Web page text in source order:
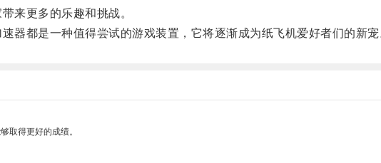
更多的乐趣和挑战。
都是一种值得尝试的游戏装置，它将逐渐成为纸飞机爱好者们的新
取得更好的成绩。